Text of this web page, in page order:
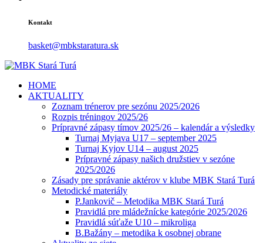
Kontakt
basket@mbkstaratura.sk
HOME
AKTUALITY
Zoznam trénerov pre sezónu 2025/2026
Rozpis tréningov 2025/26
Prípravné zápasy tímov 2025/26 – kalendár a výsledky
Turnaj Myjava U17 – september 2025
Turnaj Kyjov U14 – august 2025
Prípravné zápasy našich družstiev v sezóne
2025/2026
Zásady pre správanie aktérov v klube MBK Stará Turá
Metodické materiály
P.Jankovič – Metodika MBK Stará Turá
Pravidlá pre mládežnícke kategórie 2025/2026
Pravidlá súťaže U10 – mikroliga
B.Bažány – metodika k osobnej obrane